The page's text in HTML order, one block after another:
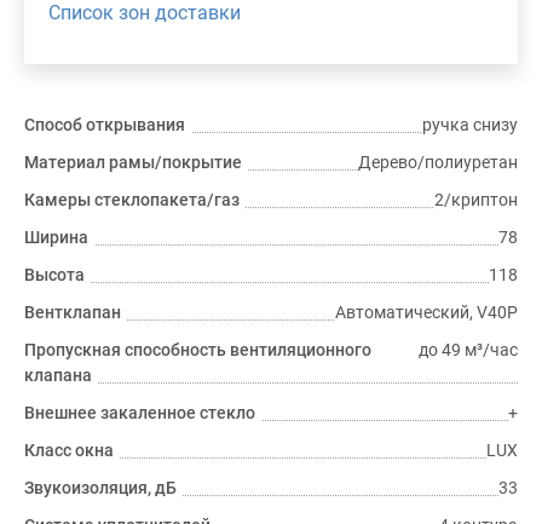
Способ открывания
ручка снизу
Материал рамы/покрытие
Дерево/полиуретан
Камеры стеклопакета/газ
2/криптон
Ширина
78
Высота
118
Вентклапан
Автоматический, V40P
Пропускная способность вентиляционного
клапана
до 49 м³/час
Внешнее закаленное стекло
+
Класс окна
LUX
Звукоизоляция, дБ
33
Список зон доставки